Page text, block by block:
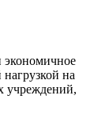
экономичное
на
учреждений,